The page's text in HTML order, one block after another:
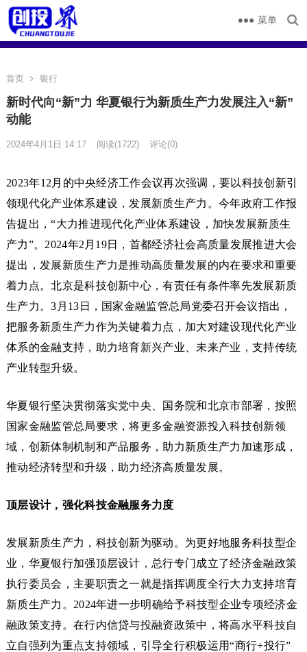
菜单
首页 银行
新时代向“新”力 华夏银行为新质生产力发展注入“新”
动能
2024年4月1日 14:17 阅读(1722) 评论(0)
2023年12月的中央经济工作会议再次强调，要以科技创新引
领现代化产业体系建设，发展新质生产力。今年政府工作报
告提出，“大力推进现代化产业体系建设，加快发展新质生
产力”。2024年2月19日，首都经济社会高质量发展推进大会
提出，发展新质生产力是推动高质量发展的内在要求和重要
着力点。北京是科技创新中心，有责任有条件率先发展新质
生产力。3月13日，国家金融监管总局党委召开会议指出，
把服务新质生产力作为关键着力点，加大对建设现代化产业
体系的金融支持，助力培育新兴产业、未来产业，支持传统
产业转型升级。
华夏银行坚决贯彻落实党中央、国务院和北京市部署，按照
国家金融监管总局要求，将更多金融资源投入科技创新领
域，创新体制机制和产品服务，助力新质生产力加速形成，
推动经济转型和升级，助力经济高质量发展。
顶层设计，强化科技金融服务力度
发展新质生产力，科技创新为驱动。为更好地服务科技型企
业，华夏银行加强顶层设计，总行专门成立了经济金融政策
执行委员会，主要职责之一就是指挥调度全行大力支持培育
新质生产力。2024年进一步明确给予科技型企业专项经济金
融政策支持。在行内信贷与投融资政策中，将高水平科技自
立自强列为重点支持领域，引导全行积极运用“商行+投行”